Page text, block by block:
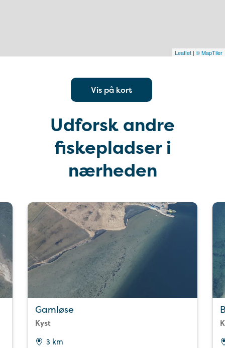
Leaflet | © MapTiler
Vis på kort
Udforsk andre
fiskepladser i
nærheden
Gamløse
Kyst
3 km